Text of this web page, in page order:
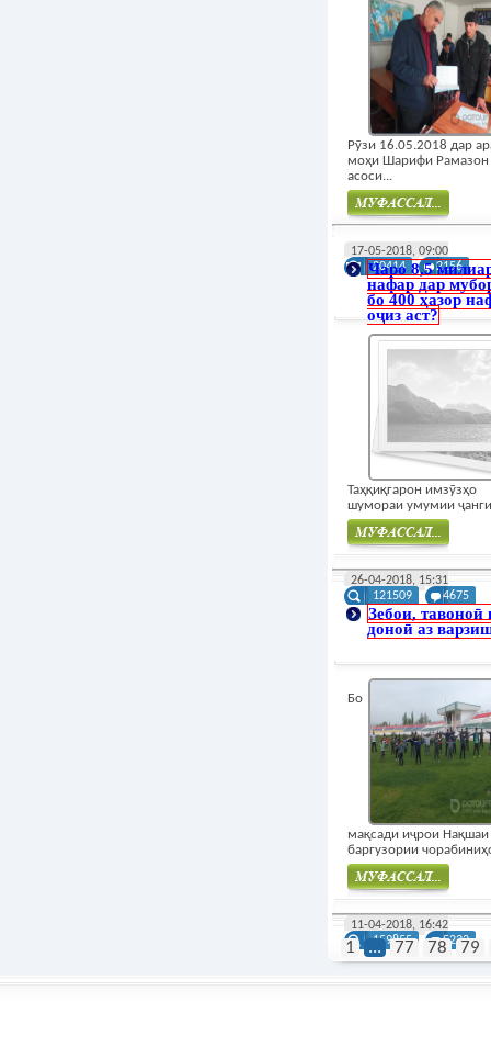
Рӯзи 16.05.2018 дар
моҳи Шарифи Рамазон
асоси...
17-05-2018, 09:00
20414
2156
Чаро 8,5
нафар дар
бо 400 ҳазор
оҷиз аст?
Таҳқиқгарон имзӯзҳо
шумораи умумии
Муфасал
26-04-2018, 15:31
121509
4675
Зебои, тавоноӣ
доноӣ аз
Бо
мақсади иҷрои Нақшаи
баргузории
Муфасал
11-04-2018, 16:42
159855
5222
1 ... 77 78 79